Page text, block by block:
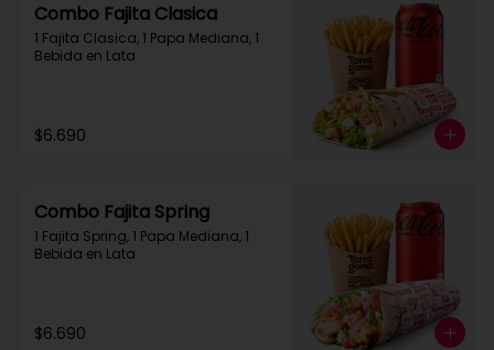
Combo Fajita Clasica
1 Fajita Clasica, 1 Papa Mediana, 1
Bebida en Lata
$6.690
Combo Fajita Spring
1 Fajita Spring, 1 Papa Mediana, 1
Bebida en Lata
$6.690